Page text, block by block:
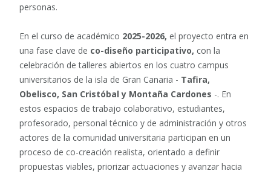
personas.
En el curso de académico 2025-2026, el proyecto entra en
una fase clave de co-diseño participativo, con la
celebración de talleres abiertos en los cuatro campus
universitarios de la isla de Gran Canaria - Tafira,
Obelisco, San Cristóbal y Montaña Cardones -. En
estos espacios de trabajo colaborativo, estudiantes,
profesorado, personal técnico y de administración y otros
actores de la comunidad universitaria participan en un
proceso de co-creación realista, orientado a definir
propuestas viables, priorizar actuaciones y avanzar hacia